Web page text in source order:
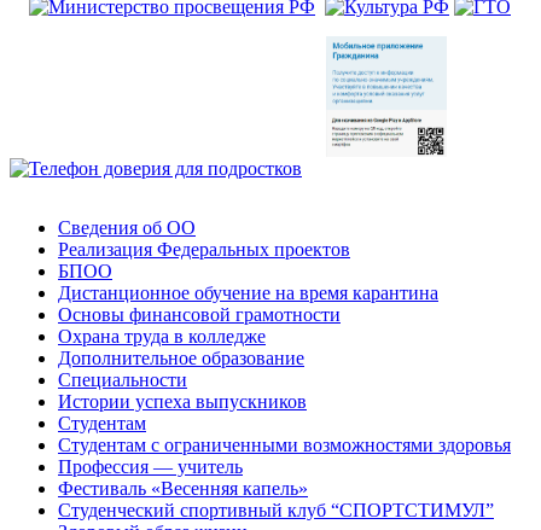
Сведения об ОО
Реализация Федеральных проектов
БПОО
Дистанционное обучение на время карантина
Основы финансовой грамотности
Охрана труда в колледже
Дополнительное образование
Специальности
Истории успеха выпускников
Студентам
Студентам с ограниченными возможностями здоровья
Профессия — учитель
Фестиваль «Весенняя капель»
Студенческий спортивный клуб “СПОРТСТИМУЛ”